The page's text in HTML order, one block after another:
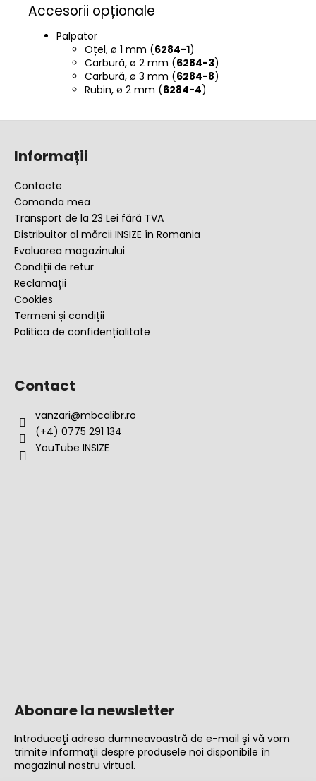
Accesorii opționale
Palpator
Oțel, ø 1 mm (6284-1)
Carbură, ø 2 mm (6284-3)
Carbură, ø 3 mm (6284-8)
Rubin, ø 2 mm (6284-4)
Informații
Contacte
Comanda mea
Transport de la 23 Lei fără TVA
Distribuitor al mărcii INSIZE în Romania
Evaluarea magazinului
Condiții de retur
Reclamații
Cookies
Termeni și condiții
Politica de confidențialitate
Contact
vanzari@mbcalibr.ro
(+4) 0775 291 134
YouTube INSIZE
Abonare la newsletter
Introduceţi adresa dumneavoastră de e-mail şi vă vom
trimite informaţii despre produsele noi disponibile în
magazinul nostru virtual.